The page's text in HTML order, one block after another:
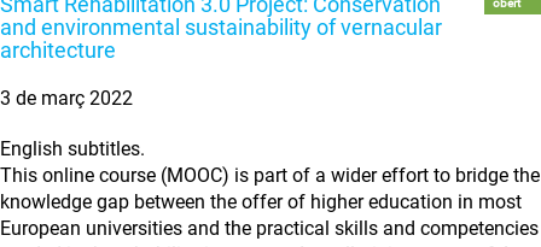
and environmental sustainability of vernacular
architecture
3 de març 2022
English subtitles.
This online course (MOOC) is part of a wider effort to bridge the
knowledge gap between the offer of higher education in most
European universities and the practical skills and competencies